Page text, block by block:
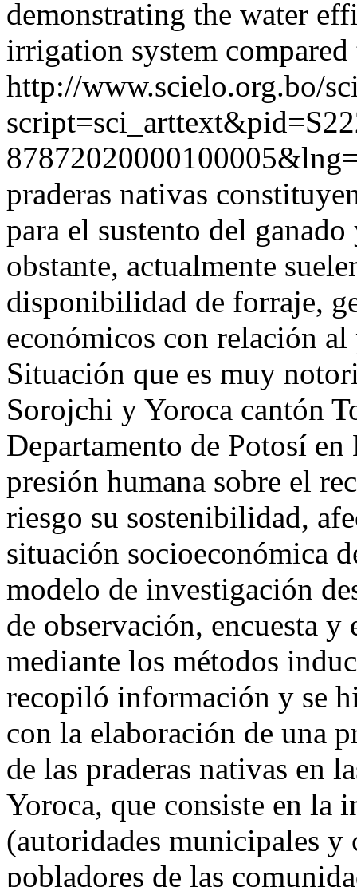
demonstrating the water
irrigation system
http://www.scielo.org.bo/
praderas nativas
para el sustento del
obstante, actualmente
disponibilidad de forraje,
económicos con relación
Situación que es muy
Sorojchi y Yoroca cantón
Departamento de Potosí
presión humana sobre el
riesgo su sostenibilidad,
situación socioeconómica
modelo de investigación
de observación, encuesta y
mediante los métodos
recopiló información y se
con la elaboración de una
de las praderas nativas en
Yoroca, que consiste en la
(autoridades municipales
pobladores de las